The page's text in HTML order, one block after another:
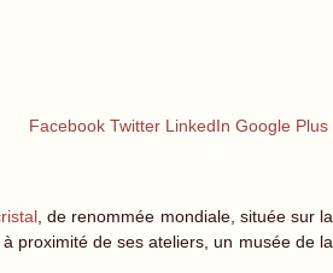
Facebook Twitter LinkedIn Google Plus
, de renommée mondiale, située sur la
proximité de ses ateliers, un musée de la